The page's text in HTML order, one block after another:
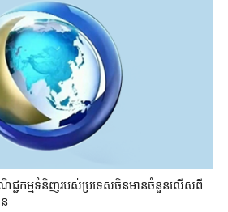
ណិជ្ជកម្មទំនិញរបស់ប្រទេសចិនមានចំនួនលើសពី